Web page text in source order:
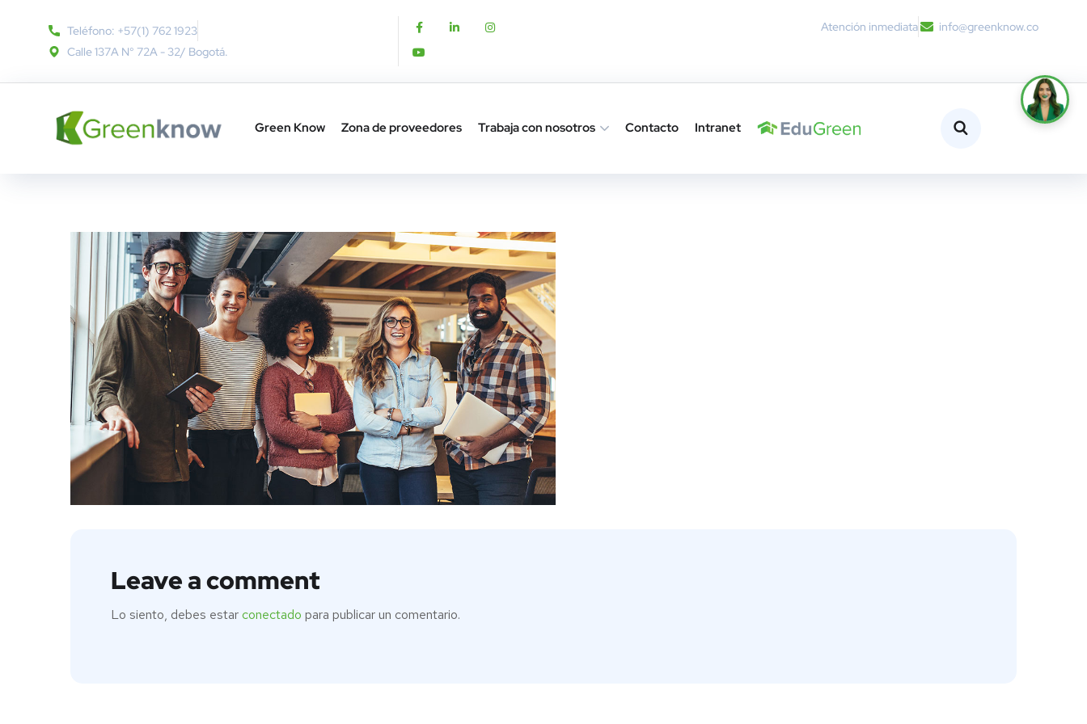
Teléfono: +57(1) 762 1923
Calle 137A N° 72A - 32​/ Bogotá.
Atención inmediata info@greenknow.co
Green Know Zona de proveedores Trabaja con nosotros Contacto Intranet
Leave a comment
Lo siento, debes estarconectado para publicar un comentario.